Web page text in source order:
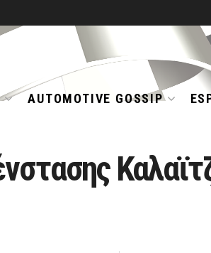
AUTOMOTIVE GOSSIP